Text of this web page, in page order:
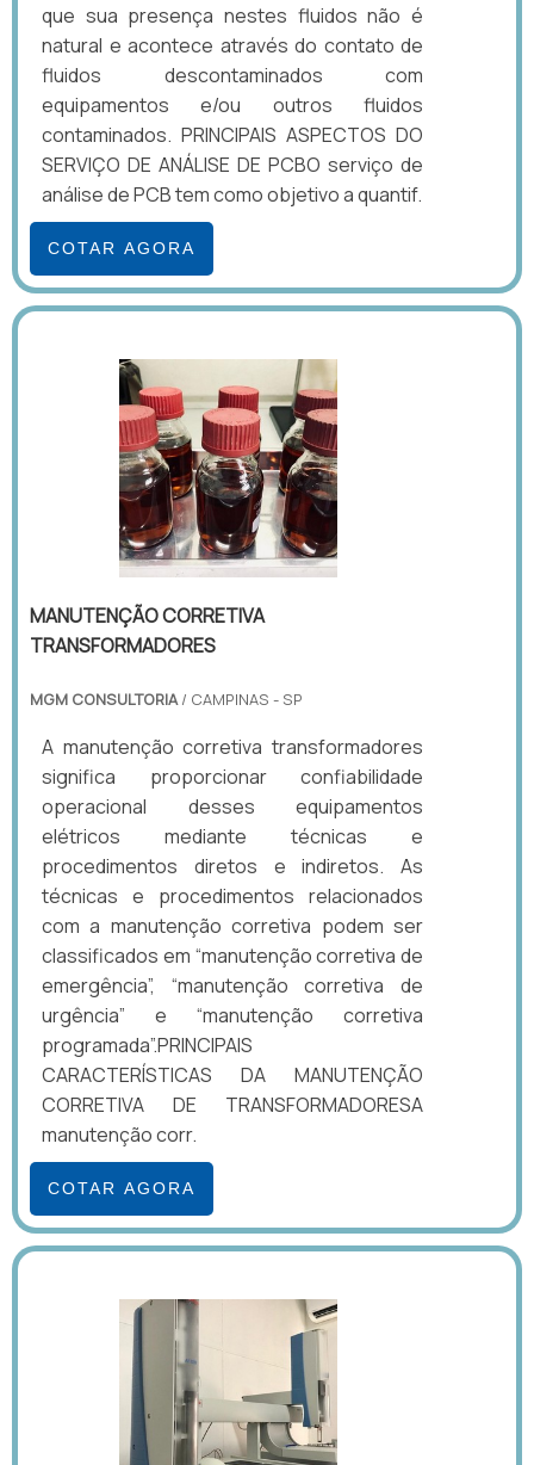
que sua presença nestes fluidos não é
natural e acontece através do contato de
fluidos descontaminados com
equipamentos e/ou outros fluidos
contaminados. PRINCIPAIS ASPECTOS DO
SERVIÇO DE ANÁLISE DE PCBO serviço de
análise de PCB tem como objetivo a quantif.
COTAR AGORA
MANUTENÇÃO CORRETIVA
TRANSFORMADORES
MGM CONSULTORIA/ CAMPINAS - SP
A manutenção corretiva transformadores
significa proporcionar confiabilidade
operacional desses equipamentos
elétricos mediante técnicas e
procedimentos diretos e indiretos. As
técnicas e procedimentos relacionados
com a manutenção corretiva podem ser
classificados em “manutenção corretiva de
emergência”, “manutenção corretiva de
urgência” e “manutenção corretiva
programada”.PRINCIPAIS
CARACTERÍSTICAS DA MANUTENÇÃO
CORRETIVA DE TRANSFORMADORESA
manutenção corr.
COTAR AGORA